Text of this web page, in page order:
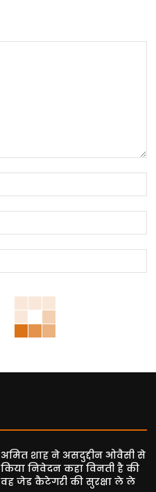
अमित शाह ने असदुद्दीन ओवैसी से
किया निवेदन कहा विनती है की
वह जेड कैटेगरी की सुरक्षा ले ले